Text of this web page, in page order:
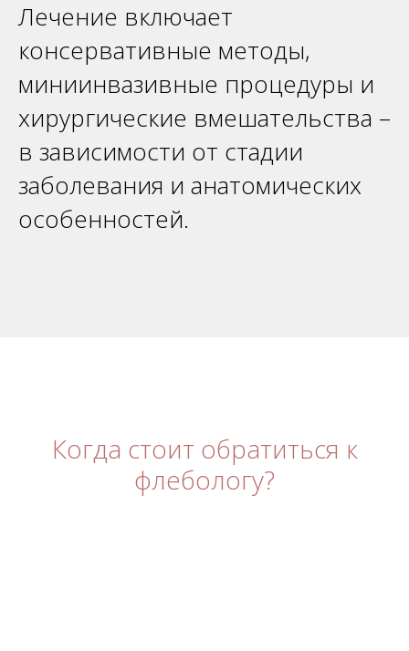
Лечение включает
консервативные методы,
миниинвазивные процедуры и
хирургические вмешательства –
в зависимости от стадии
заболевания и анатомических
особенностей.
Когда стоит обратиться к
флебологу?